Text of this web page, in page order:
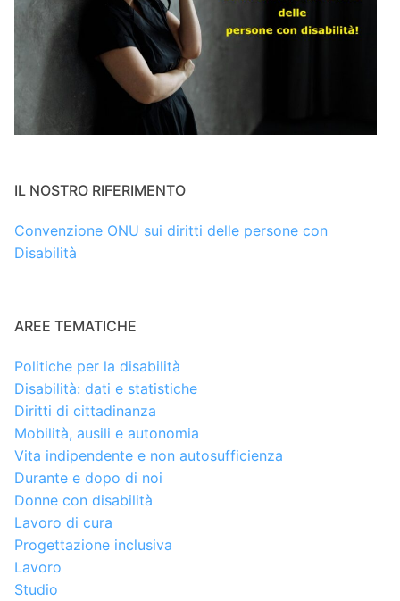
IL NOSTRO RIFERIMENTO
Convenzione ONU sui diritti delle persone con
Disabilità
AREE TEMATICHE
Politiche per la disabilità
Disabilità: dati e statistiche
Diritti di cittadinanza
Mobilità, ausili e autonomia
Vita indipendente e non autosufficienza
Durante e dopo di noi
Donne con disabilità
Lavoro di cura
Progettazione inclusiva
Lavoro
Studio